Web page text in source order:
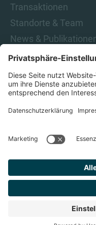
Transaktionen
Standorte & Team
News &
Karriere
Datenschutzbestimmungen
zu. Damit sind Sie damit